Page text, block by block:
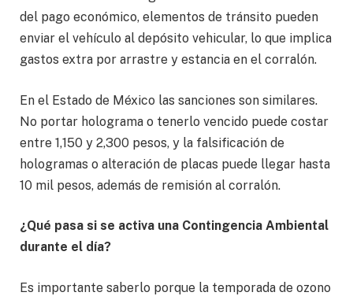
del pago económico, elementos de tránsito pueden
enviar el vehículo al depósito vehicular, lo que implica
gastos extra por arrastre y estancia en el corralón.
En el Estado de México las sanciones son similares.
No portar holograma o tenerlo vencido puede costar
entre 1,150 y 2,300 pesos, y la falsificación de
hologramas o alteración de placas puede llegar hasta
10 mil pesos, además de remisión al corralón.
¿Qué pasa si se activa una Contingencia Ambiental
durante el día?
Es importante saberlo porque la temporada de ozono